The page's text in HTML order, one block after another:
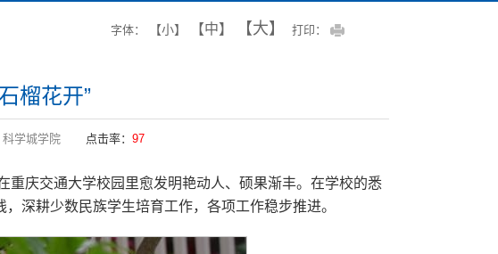
字体： 【小】 【中】 【大】 打印：
榴花开”
科学城学院 点击率： 97
重庆交通大学校园里愈发明艳动人、硕果渐丰。在学校的悉
深耕少数民族学生培育工作，各项工作稳步推进。